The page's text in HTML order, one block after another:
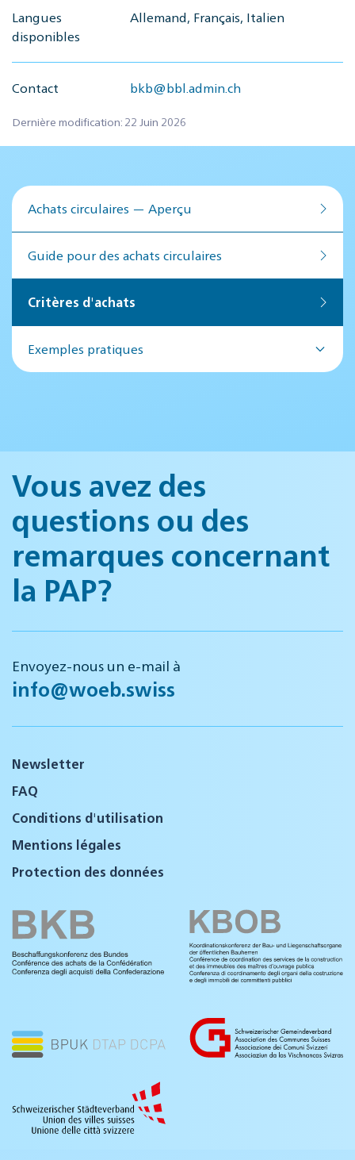
Langues
disponibles
Allemand, Français, Italien
Contact bkb@bbl.admin.ch
Dernière modification: 22 Juin 2026
Achats circulaires — Aperçu
Guide pour des achats circulaires
Critères d'achats
Exemples pratiques
Vous avez des
questions ou des
remarques concernant
la PAP?
Envoyez-nous un e-mail à
info@woeb.swiss
Newsletter
FAQ
Conditions d'utilisation
Mentions légales
Protection des données